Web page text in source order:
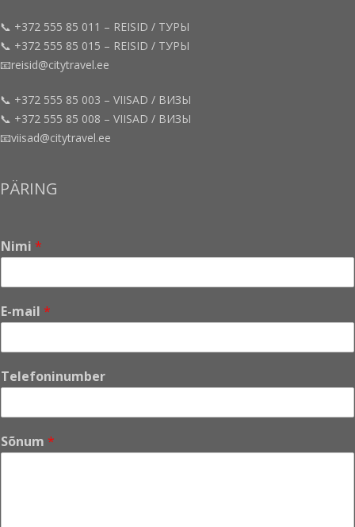
📞 +372 555 85 011 – REISID / ТУРЫ
📞 +372 555 85 015 – REISID / ТУРЫ
📧reisid@citytravel.ee
📞 +372 555 85 003 – VIISAD / ВИЗЫ
📞 +372 555 85 008 – VIISAD / ВИЗЫ
📧viisad@citytravel.ee
PÄRING
Nimi *
*
*
-
a
l
E-mail *
Telefoninumber
Sõnum *